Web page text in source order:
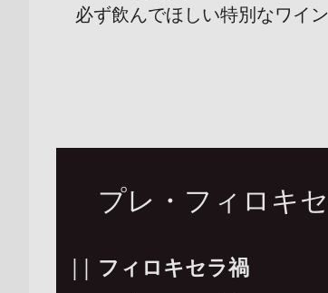
必ず飲んでほしい特別なワイン
プレ・フィロキ
|| フィロキセラ禍